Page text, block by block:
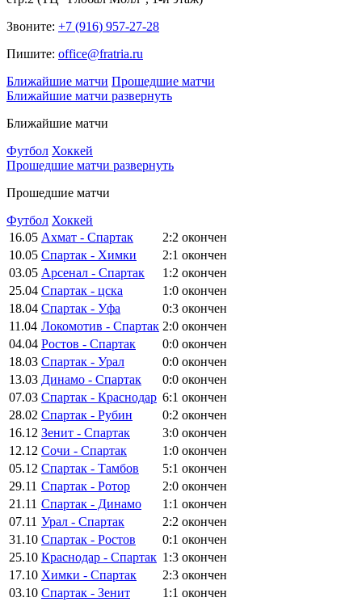
Звоните: +7 (916) 957-27-28
Пишите: office@fratria.ru
Ближайшие матчи Прошедшие матчи
Ближайшие матчи развернуть
Ближайшие матчи
Футбол Хоккей
Прошедшие матчи развернуть
Прошедшие матчи
Футбол Хоккей
16.05 Ахмат - Спартак 2:2 окончен
10.05 Спартак - Химки 2:1 окончен
03.05 Арсенал - Спартак 1:2 окончен
25.04 Спартак - цска 1:0 окончен
18.04 Спартак - Уфа 0:3 окончен
11.04 Локомотив - Спартак 2:0 окончен
04.04 Ростов - Спартак 0:0 окончен
18.03 Спартак - Урал 0:0 окончен
13.03 Динамо - Спартак 0:0 окончен
07.03 Спартак - Краснодар 6:1 окончен
28.02 Спартак - Рубин 0:2 окончен
16.12 Зенит - Спартак 3:0 окончен
12.12 Сочи - Спартак 1:0 окончен
05.12 Спартак - Тамбов 5:1 окончен
29.11 Спартак - Ротор 2:0 окончен
21.11 Спартак - Динамо 1:1 окончен
07.11 Урал - Спартак 2:2 окончен
31.10 Спартак - Ростов 0:1 окончен
25.10 Краснодар - Спартак 1:3 окончен
17.10 Химки - Спартак 2:3 окончен
03.10 Спартак - Зенит 1:1 окончен